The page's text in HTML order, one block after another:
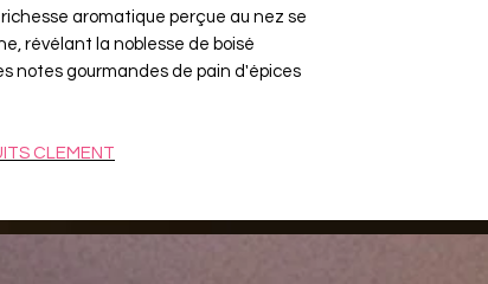
aromatique perçue au nez se
révélant la noblesse de boisé
notes gourmandes de pain d'épices
C LEMENT